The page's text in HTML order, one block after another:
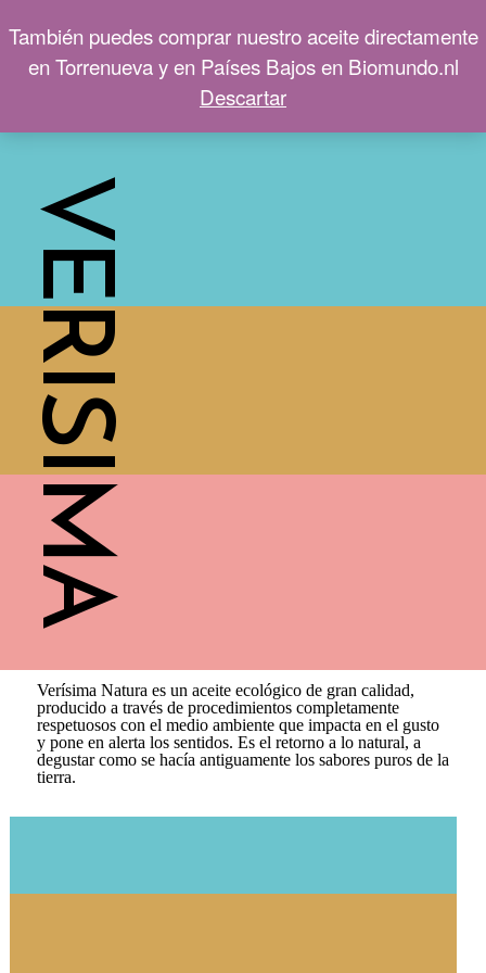
HOLA
ACEITE
VERISIMA
Verísima Natura es un aceite ecológico de gran calidad,
producido a través de procedimientos completamente
respetuosos con el medio ambiente que impacta en el gusto
y pone en alerta los sentidos. Es el retorno a lo natural, a
degustar como se hacía antiguamente los sabores puros de la
tierra.
También puedes comprar nuestro aceite directamente
en Torrenueva y en Países Bajos en Biomundo.nl
Descartar